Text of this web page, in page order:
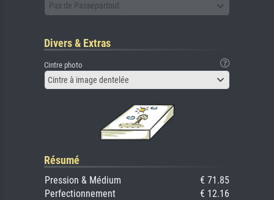
Pas de Passepartout
Divers & Extras
Cintre photo
Cintre à image dentelée
Résumé
Pression & Médium
€ 71.85
Perfectionnement
€ 12.16